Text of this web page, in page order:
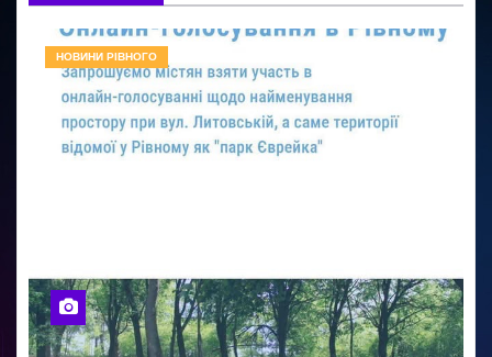
НОВИНИ РІВНОГО